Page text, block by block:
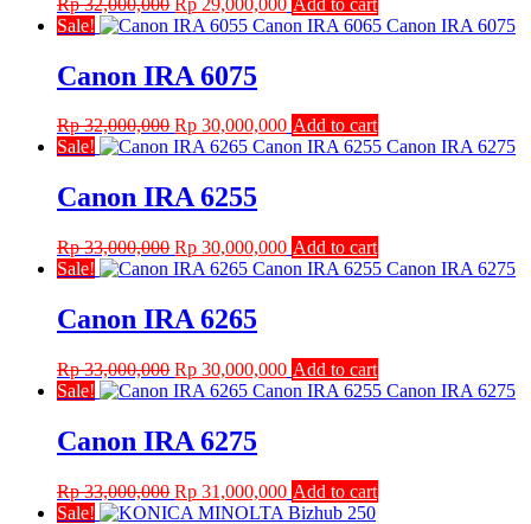
price
Rp 32,000,000.
price
Sale!
Canon IRA 6075
Rp32,000,000 Original
price
Rp 32,000,000.
Rp 30,000,000Current
price
Add to cart
Sale!
Canon IRA 6255
Rp33,000,000 Original
price
Rp 33,000,000.
Rp 30,000,000Current
price
Add to cart
Sale!
Canon IRA 6265
Rp33,000,000 Original
price
Rp 33,000,000.
Rp 30,000,000Current
price
Add to cart
Sale!
Canon IRA 6275
Rp33,000,000 Original
price
Rp 31,000,000Current
price
Add to cart
Sale!